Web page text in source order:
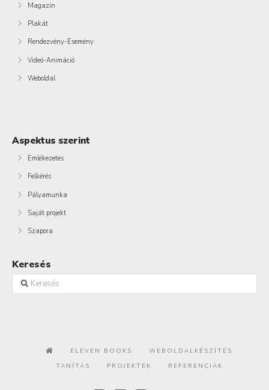
Magazin
Plakát
Rendezvény-Esemény
Videó-Animáció
Weboldal
Aspektus szerint
Emlékezetes
Felkérés
Pályamunka
Saját projekt
Szapora
Keresés
Keresés
ELEVEN BOOKS
WEBOLDALKÉSZÍTÉS
TANÍTÁS
PROJEKTEK REFERENCIÁK